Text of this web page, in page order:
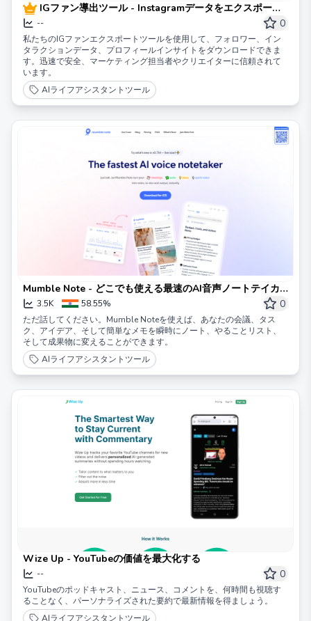
IGファン導出ツール - Instagramデータをエクスポート |
Instracker.io
-- 0
私たちのIGファンエクスポートツールを使用して、フォロワー、イン
タラクションデータ、プロフィールインサイトをダウンロードできま
す。迅速で安全、マーケティング担当者やクリエイターに信頼されて
います。
AIライフアシスタントツール
Mumble Note - どこでも使える最速のAI音声ノートテイカ
ー 3.5K 58.55% 0
ただ話してください。Mumble Noteを使えば、あなたの会議、タス
ク、アイデア、そして簡単なメモを瞬時にノート、やることリスト、
そして成果物に変えることができます。
AIライフアシスタントツール
Wize Up - YouTubeの価値を最大化する
-- 0
YouTubeのポッドキャスト、ニュース、コメントを、何時間も視聴す
ることなく、パーソナライズされた要約で最新情報を得ましょう。
AIライフアシスタントツール